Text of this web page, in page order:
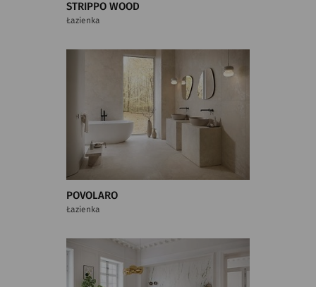
STRIPPO WOOD
Łazienka
POVOLARO
Łazienka